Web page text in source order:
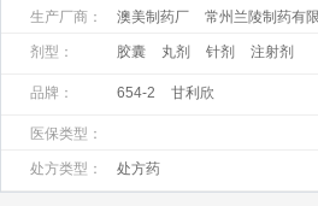
1ml:1mg×10支
1ml:1mgX10
生产厂商： 澳美制药厂 常州兰陵制药有
昆明积大制药股份有限公司
浙江瑞新药业股份有限公司
剂型： 胶囊 丸剂 针剂 注射剂
品牌： 654-2 甘利欣
医保类型：
处方类型： 处方药